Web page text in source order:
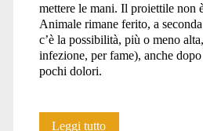
mettere le mani. Il proiettile non
Animale rimane ferito, a
c’è la possibilità, più o meno
infezione, per fame), anche
pochi dolori.
Leggi tuttoQuanto